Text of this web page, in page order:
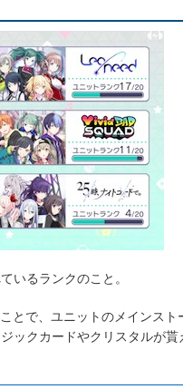
いるランクのこと。
とで、ユニットのメインスト
ックカードやクリスタルが貰